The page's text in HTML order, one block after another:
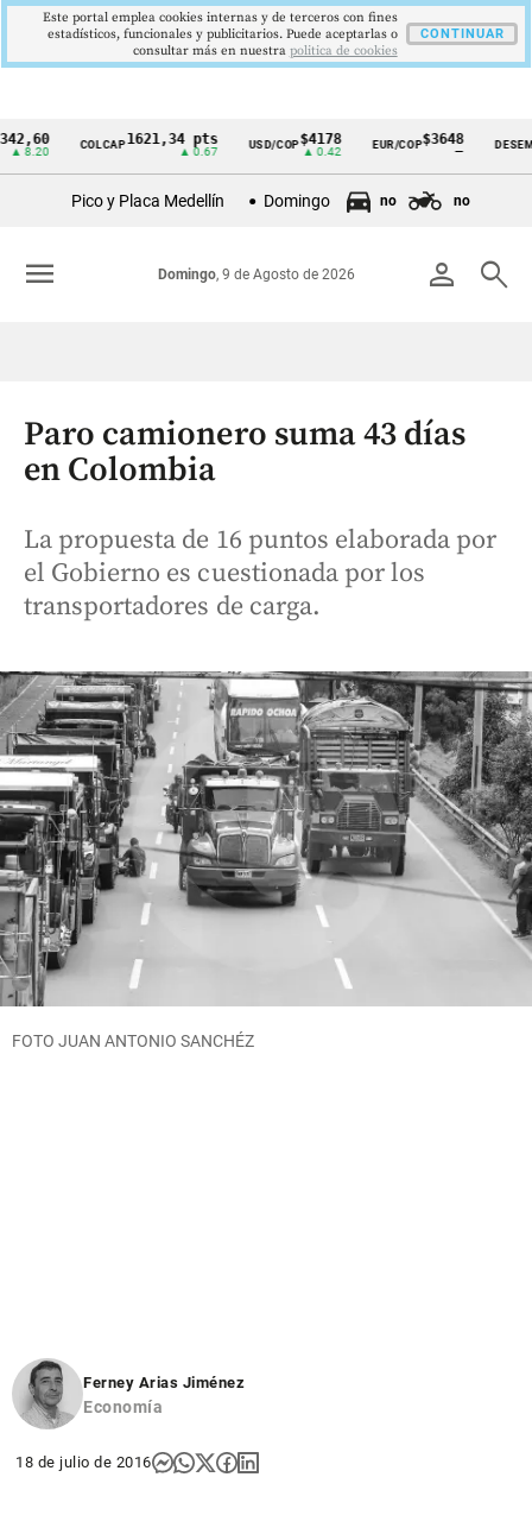
Cintillo
Colombia
COLCAP1621,34 pts USD/COP$4178
▲ 0.42
EUR/COP$3648
—
DESEMPLEO
Pico y Placa Medellín Domingo no no
person search
Domingo, 9 de Agosto de 2026
menu
Paro camionero suma 43 días
en Colombia
La propuesta de 16 puntos elaborada por
el Gobierno es cuestionada por los
transportadores de carga.
FOTO JUAN ANTONIO SANCHÉZ
Ferney Arias Jiménez
Economía
18 de julio de 2016
Este portal emplea cookies internas y de terceros con fines
estadísticos, funcionales y publicitarios. Puede aceptarlas o
consultar más en nuestra politica de cookies
CONTINUAR